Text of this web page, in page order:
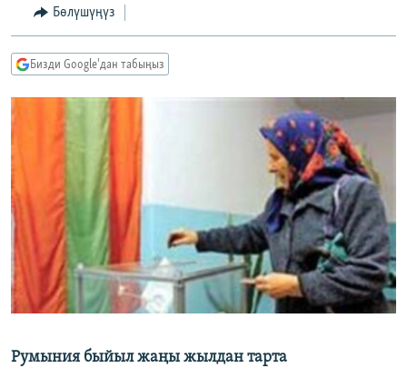
ЭКСПЕРТТЕР ТАЛДАЙТ
ДАНИСТЕ
АЗАТТЫК+
ЫҢГАЙСЫЗ СУРООЛОР
ӨЗГӨЧӨ ПИКИР
Русский
ОНЛАЙН ШЕРИНЕ
ЭЕ/АРнун бардык сайттары
Бөлүшүңүз
Бизди Google'дан табыңыз
Румыния быйыл жаңы жылдан тарта